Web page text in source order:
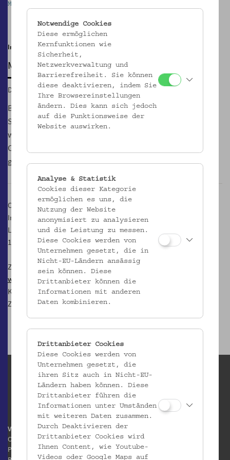
Mostothek im Volkskundemuseum Wien
Im Innenhof | noch bis 29.10.
MOSTOTHEK
Di, 26.06.2018, 17:00 – 21:00
Bei der GeSOKS, Gesellschaft für Streuobstkulturen und
Supplementäres, Wiens erstem und einzigen Mostverein,
werden jeden Dienstag von 17.00 bis 21.00 Uhr Säfte, Moste,
Cider und Sprudelvarianten aus Äpfeln und Birnen
geschmacklich verhandelt.
Ort:
Innenhof des Volkskundemuseum Wien
Laudongasse Tor 19
1080 Wien
Zur
Mostothek im Volkskundemuseum Wien
www.gesoks.net
Kontakt:
most@gesoks.net
Zudem findet man die GeSOKS auf
Volkskundemuseum Wien
Otto Wagner Areal
Pavillon 1
Notwendige Cookies
Diese ermöglichen
Kernfunktionen wie
Sicherheit,
Netzwerkverwaltung und
Barrierefreiheit. Sie können
diese deaktivieren, indem Sie
Ihre Browsereinstellungen
ändern. Dies kann sich jedoch
auf die Funktionsweise der
Website auswirken.
Analyse & Statistik
Cookies dieser Kategorie
ermöglichen es uns, die
Nutzung der Website
anonymisiert zu analysieren
und die Leistung zu messen.
Diese Cookies werden von
Unternehmen gesetzt, die in
Nicht-EU-Ländern ansässig
sein können. Diese
Drittanbieter können die
Informationen mit anderen
Daten kombinieren.
Drittanbieter Cookies
Diese Cookies werden von
Unternehmen gesetzt, die
ihren Sitz auch in Nicht-EU-
Ländern haben können. Diese
Drittanbieter führen die
Informationen unter Umständen
mit weiteren Daten zusammen.
Durch Deaktivieren der
Drittanbieter Cookies wird
Ihnen Content, wie Youtube-
Videos oder Google Maps auf